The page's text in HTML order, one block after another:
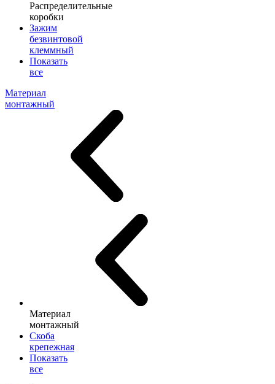
Распределительные
коробки
Зажим
безвинтовой
клеммный
Показать
все
Материал
монтажный
Материал
монтажный
Скоба
крепежная
Показать
все